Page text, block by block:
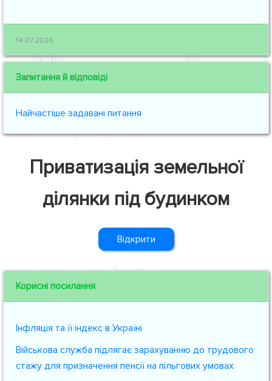
14.07.2026
Запитання й відповіді
Найчастіше задавані питання
Приватизація земельної
ділянки під будинком
Відкрити
Корисні посилання
Інфляція та її індекс в Україні
Військова служба підлягає зарахуванню до трудового
стажу для призначення пенсії на пільгових умовах